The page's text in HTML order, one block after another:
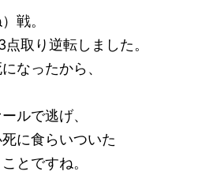
戦。
取り逆転しました。
なったから、
ルで逃げ、
に食らいついた
とですね。